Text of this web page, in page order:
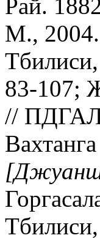
Рай.
М.,
83-107;
//